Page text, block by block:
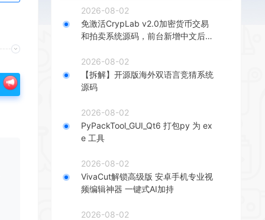
2026-08-02
免激活CrypLab v2.0加密货币交易
和拍卖系统源码，前台新增中文后台
2026-08-02
【拆解】开源版海外双语言竞猜系统
源码
2026-08-02
PyPackTool_GUI_Qt6 打包py 为 ex
e 工具
2026-08-02
VivaCut解锁高级版 安卓手机专业视
频编辑神器 一键式AI加持
2026-08-02